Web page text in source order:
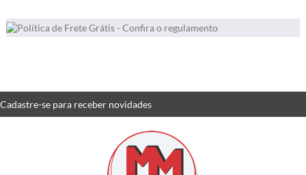
Cadastre-se para receber novidades